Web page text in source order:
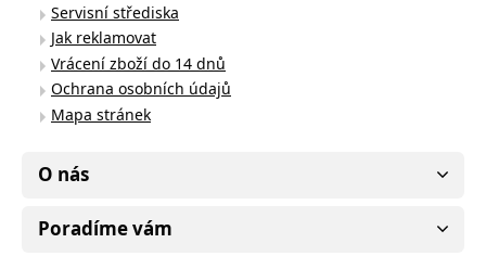
Servisní střediska
Jak reklamovat
Vrácení zboží do 14 dnů
Ochrana osobních údajů
Mapa stránek
O nás
Poradíme vám